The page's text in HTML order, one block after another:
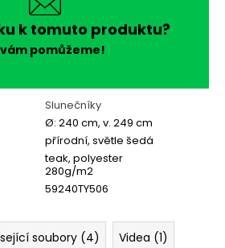
k tomuto produktu?
pomůžeme!
Slunečníky
Ø: 240 cm, v. 249 cm
přírodní, světle šedá
teak, polyester
280g/m2
59240TY506
soubory (4)
Videa (1)